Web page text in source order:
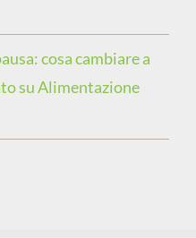
cosa cambiare a
su Alimentazione